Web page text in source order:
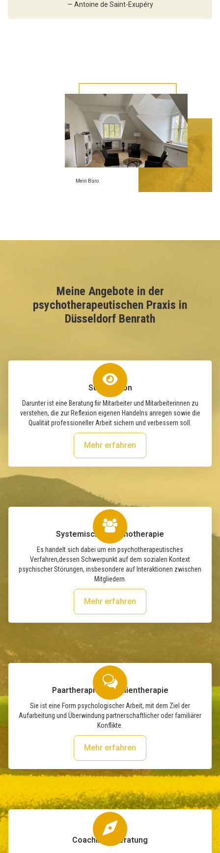
— Antoine de Saint-Exupéry
Mein Büro
Meine Angebote in der
psychotherapeutischen Praxis in
Düsseldorf Benrath
Supervision
Darunter ist eine Beratung fiir Mitarbeiter und Mitarbeiterinnen zu
verstehen, die zur Reflexion eigenen Handelns anregen sowie die
Qualität professioneller Arbeit sichern und verbessern soll.
Mehr erfahren
Systemische Psychotherapie
Es handelt sich dabei um ein psychotherapeutisches
Verfahren,dessen Schwerpunkt auf dem sozialen Kontext
psychischer Störungen, insbesondere auf Interaktionen zwischen
Mitgliedern.
Mehr erfahren
Paartherapie / Familientherapie
Sie ist eine Form psychologischer Arbeit, mit dem Ziel der
Aufarbeitung und Überwindung partnerschaftlicher oder familiärer
Konflikte.
Mehr erfahren
Coaching / Beratung